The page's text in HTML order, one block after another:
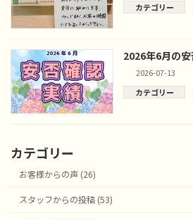
カテゴリー
2026年6月の
2026-07-13
カテゴリー
カテゴリー
お客様からの声 (26)
スタッフからの投稿 (53)